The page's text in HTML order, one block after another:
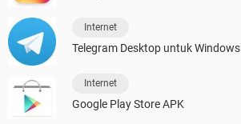
Internet
Telegram Desktop untuk Windows
Internet
Google Play Store APK